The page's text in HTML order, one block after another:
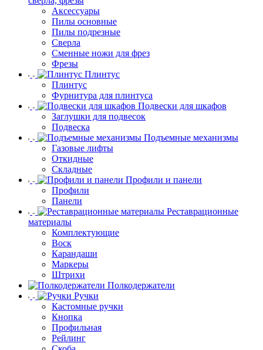
Аксессуары
Пилы основные
Пилы подрезные
Сверла
Сменные ножи для фрез
Фрезы
Плинтус
Плинтус
Фурнитура для плинтуса
Подвески для шкафов
Заглушки для подвесок
Подвеска
Подъемные механизмы
Газовые лифты
Откидные
Складные
Профили и панели
Профили
Панели
Реставрационные
материалы
Комплектующие
Воск
Карандаши
Маркеры
Штрихи
Полкодержатели
Ручки
Кастомные ручки
Кнопка
Профильная
Рейлинг